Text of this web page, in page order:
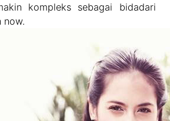
kompleks sebagai bidadari
now.